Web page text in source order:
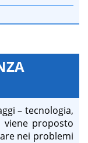
– tecnologia,
viene proposto
nei problemi